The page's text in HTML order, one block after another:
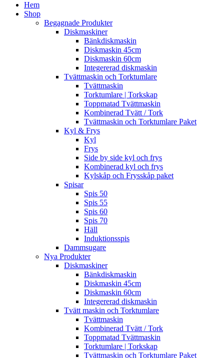
Hem
Shop
Begagnade Produkter
Diskmaskiner
Bänkdiskmaskin
Diskmaskin 45cm
Diskmaskin 60cm
Integererad diskmaskin
Tvättmaskin och Torktumlare
Tvättmaskin
Torktumlare | Torkskap
Toppmatad Tvättmaskin
Kombinerad Tvätt / Tork
Tvättmaskin och Torktumlare Paket
Kyl & Frys
Kyl
Frys
Side by side kyl och frys
Kombinerad kyl och frys
Kylskåp och Frysskåp paket
Spisar
Spis 50
Spis 55
Spis 60
Spis 70
Häll
Induktionsspis
Dammsugare
Nya Produkter
Diskmaskiner
Bänkdiskmaskin
Diskmaskin 45cm
Diskmaskin 60cm
Integererad diskmaskin
Tvätt maskin och Torktumlare
Tvättmaskin
Kombinerad Tvätt / Tork
Toppmatad Tvättmaskin
Torktumlare | Torkskap
Tvättmaskin och Torktumlare Paket